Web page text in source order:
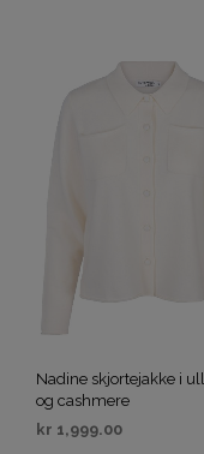
Nadine skjortejakke i ull
og cashmere
kr 1,999.00